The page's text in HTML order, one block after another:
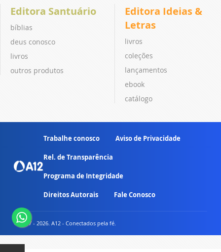
Editora Santuário
bíblias
deus conosco
livros
outros produtos
Editora Ideias &
Letras
livros
coleções
lançamentos
ebook
catálogo
Trabalhe conosco Aviso de Privacidade
Rel. de Transparência
Programa de Integridade
Direitos Autorais Fale Conosco
© 2007 - 2026. A12 - Conectados pela fé.